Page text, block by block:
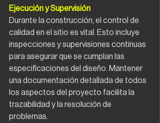
Ejecución y Supervisión
Durante la construcción, el control de
calidad en el sitio es vital. Esto incluye
inspecciones y supervisiones continuas
para asegurar que se cumplan las
especificaciones del diseño. Mantener
una documentación detallada de todos
los aspectos del proyecto facilita la
trazabilidad y la resolución de
problemas.